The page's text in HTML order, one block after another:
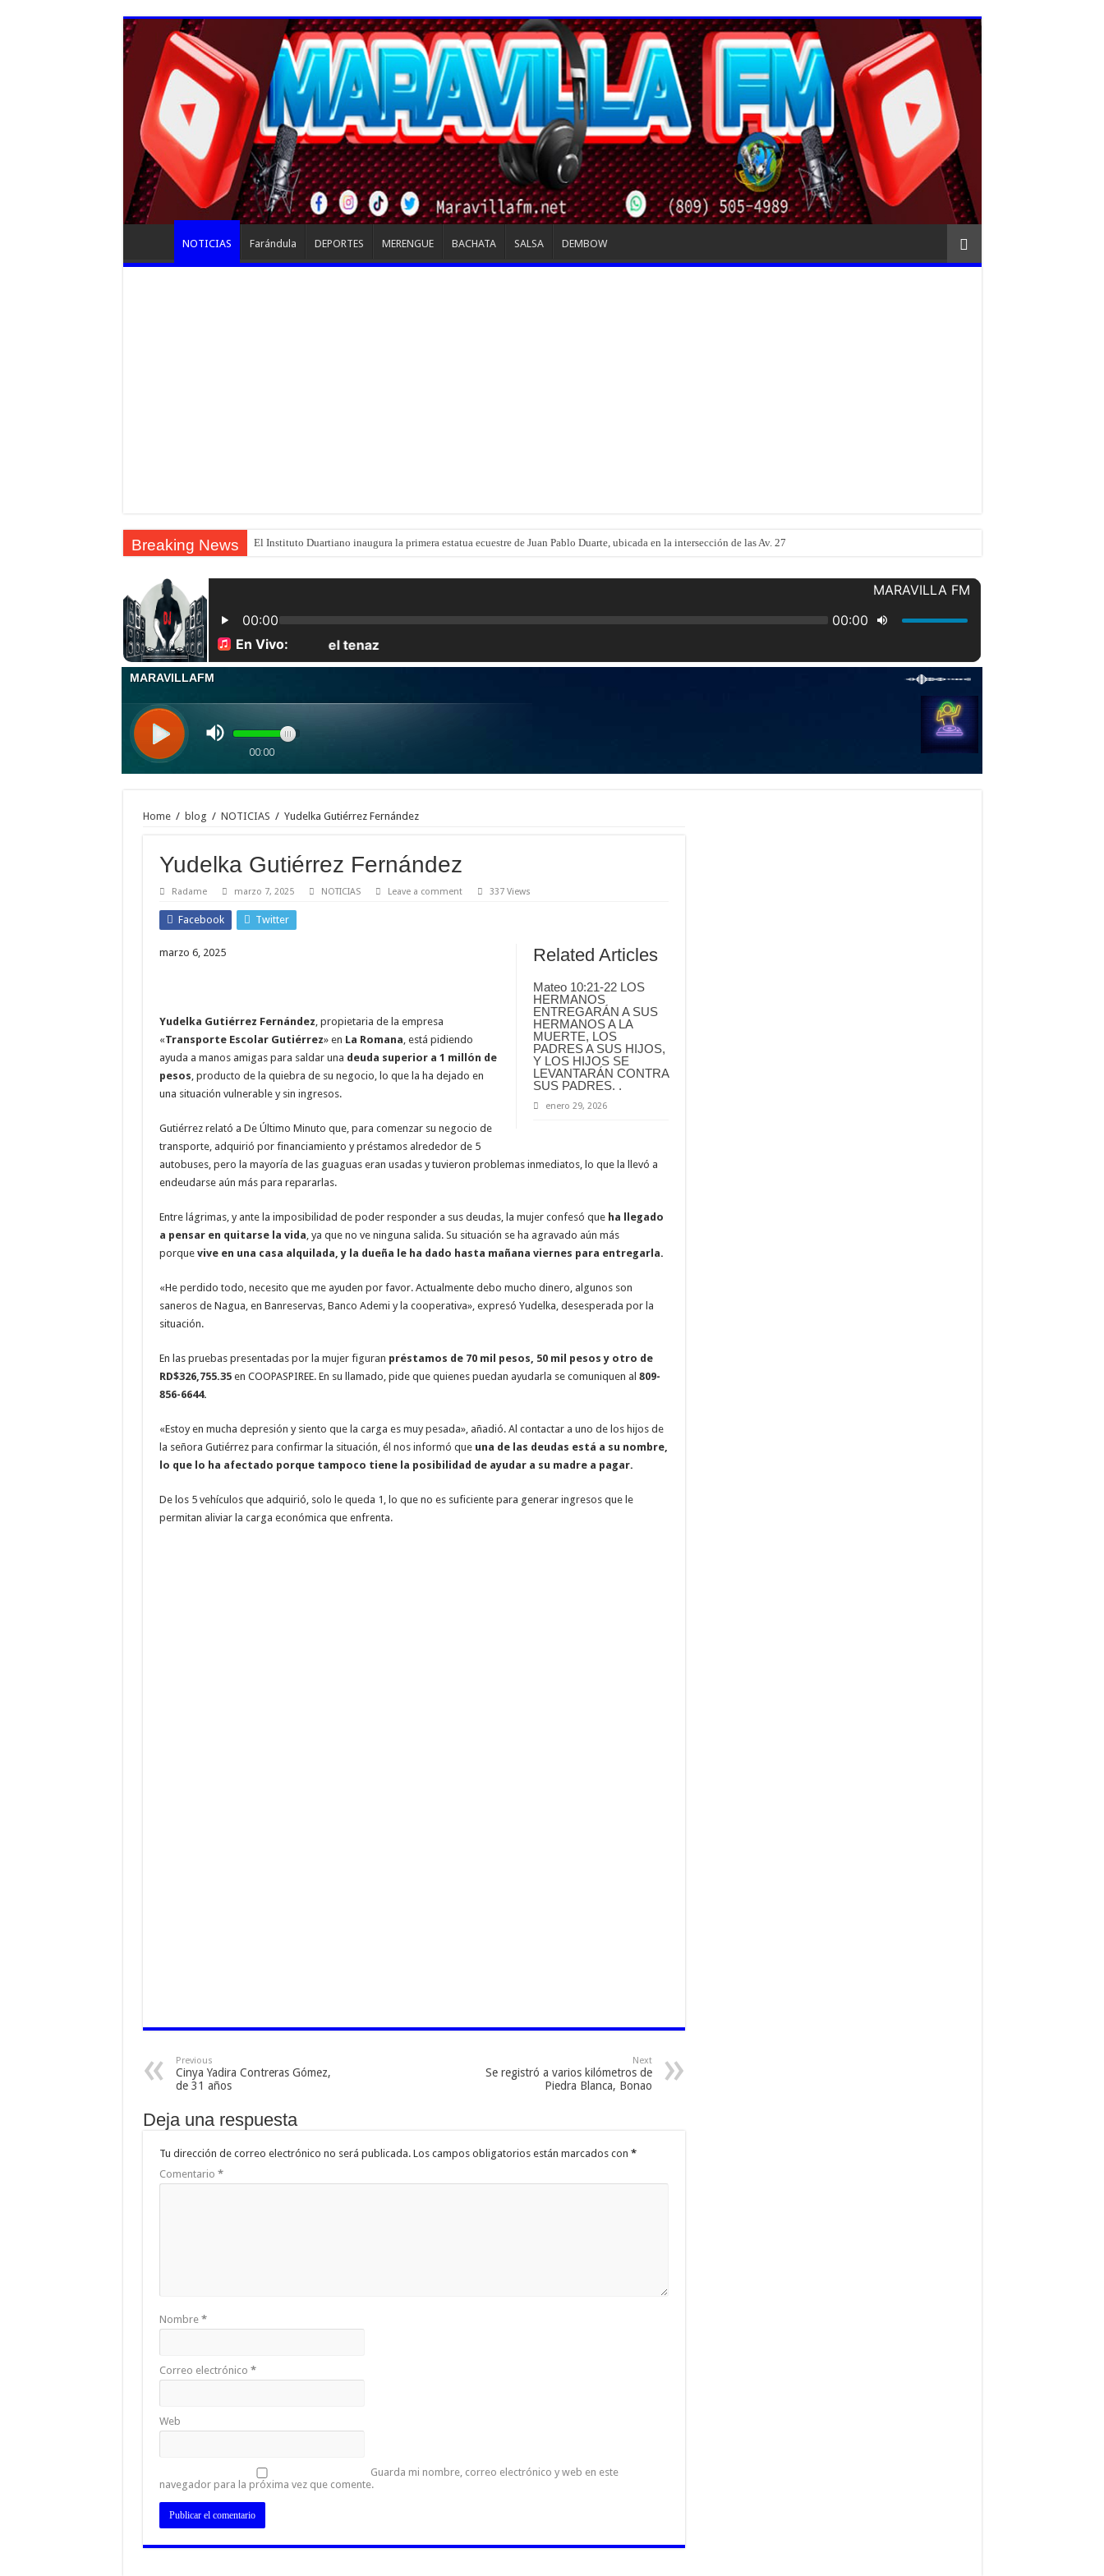
NOTICIAS Farándula DEPORTES MERENGUE BACHATA SALSA DEMBOW
Breaking News
Home / blog / NOTICIAS / Yudelka Gutiérrez Fernández
Yudelka Gutiérrez Fernández
Radame marzo 7, 2025 NOTICIAS Leave a comment 337 Views
Facebook Twitter
Related Articles
Mateo 10:21-22 LOS
HERMANOS
ENTREGARÁN A SUS
HERMANOS A LA
MUERTE, LOS
PADRES A SUS HIJOS,
Y LOS HIJOS SE
LEVANTARÁN CONTRA
SUS PADRES. .
enero 29, 2026
marzo 6, 2025
Yudelka Gutiérrez Fernández , propietaria de la empresa
«Transporte Escolar Gutiérrez» en La Romana , está pidiendo
ayuda a manos amigas para saldar una deuda superior a 1 millón de
pesos , producto de la quiebra de su negocio, lo que la ha dejado en
una situación vulnerable y sin ingresos.
Gutiérrez relató a De Último Minuto que, para comenzar su negocio de
transporte, adquirió por financiamiento y préstamos alrededor de 5
autobuses, pero la mayoría de las guaguas eran usadas y tuvieron problemas inmediatos, lo que la llevó a
endeudarse aún más para repararlas.
Entre lágrimas, y ante la imposibilidad de poder responder a sus deudas, la mujer confesó que ha llegado
a pensar en quitarse la vida , ya que no ve ninguna salida. Su situación se ha agravado aún más
porque vive en una casa alquilada, y la dueña le ha dado hasta mañana viernes para entregarla.
«He perdido todo, necesito que me ayuden por favor. Actualmente debo mucho dinero, algunos son
saneros de Nagua, en Banreservas, Banco Ademi y la cooperativa», expresó Yudelka, desesperada por la
situación.
En las pruebas presentadas por la mujer figuran préstamos de 70 mil pesos, 50 mil pesos y otro de
RD$326,755.35en COOPASPIREE. En su llamado, pide que quienes puedan ayudarla se comuniquen al 809-
856-6644.
«Estoy en mucha depresión y siento que la carga es muy pesada», añadió. Al contactar a uno de los hijos de
la señora Gutiérrez para confirmar la situación, él nos informó que una de las deudas está a su nombre,
lo que lo ha afectado porque tampoco tiene la posibilidad de ayudar a su madre a pagar.
De los 5 vehículos que adquirió, solo le queda 1, lo que no es suficiente para generar ingresos que le
permitan aliviar la carga económica que enfrenta.
Previous
Cinya Yadira Contreras Gómez,
de 31 años
Next
Se registró a varios kilómetros de
Piedra Blanca, Bonao
Deja una respuesta
Tu dirección de correo electrónico no será publicada. Los campos obligatorios están marcados con *
Comentario *
Nombre *
Correo electrónico *
Web
Guarda mi nombre, correo electrónico y web en este
navegador para la próxima vez que comente.